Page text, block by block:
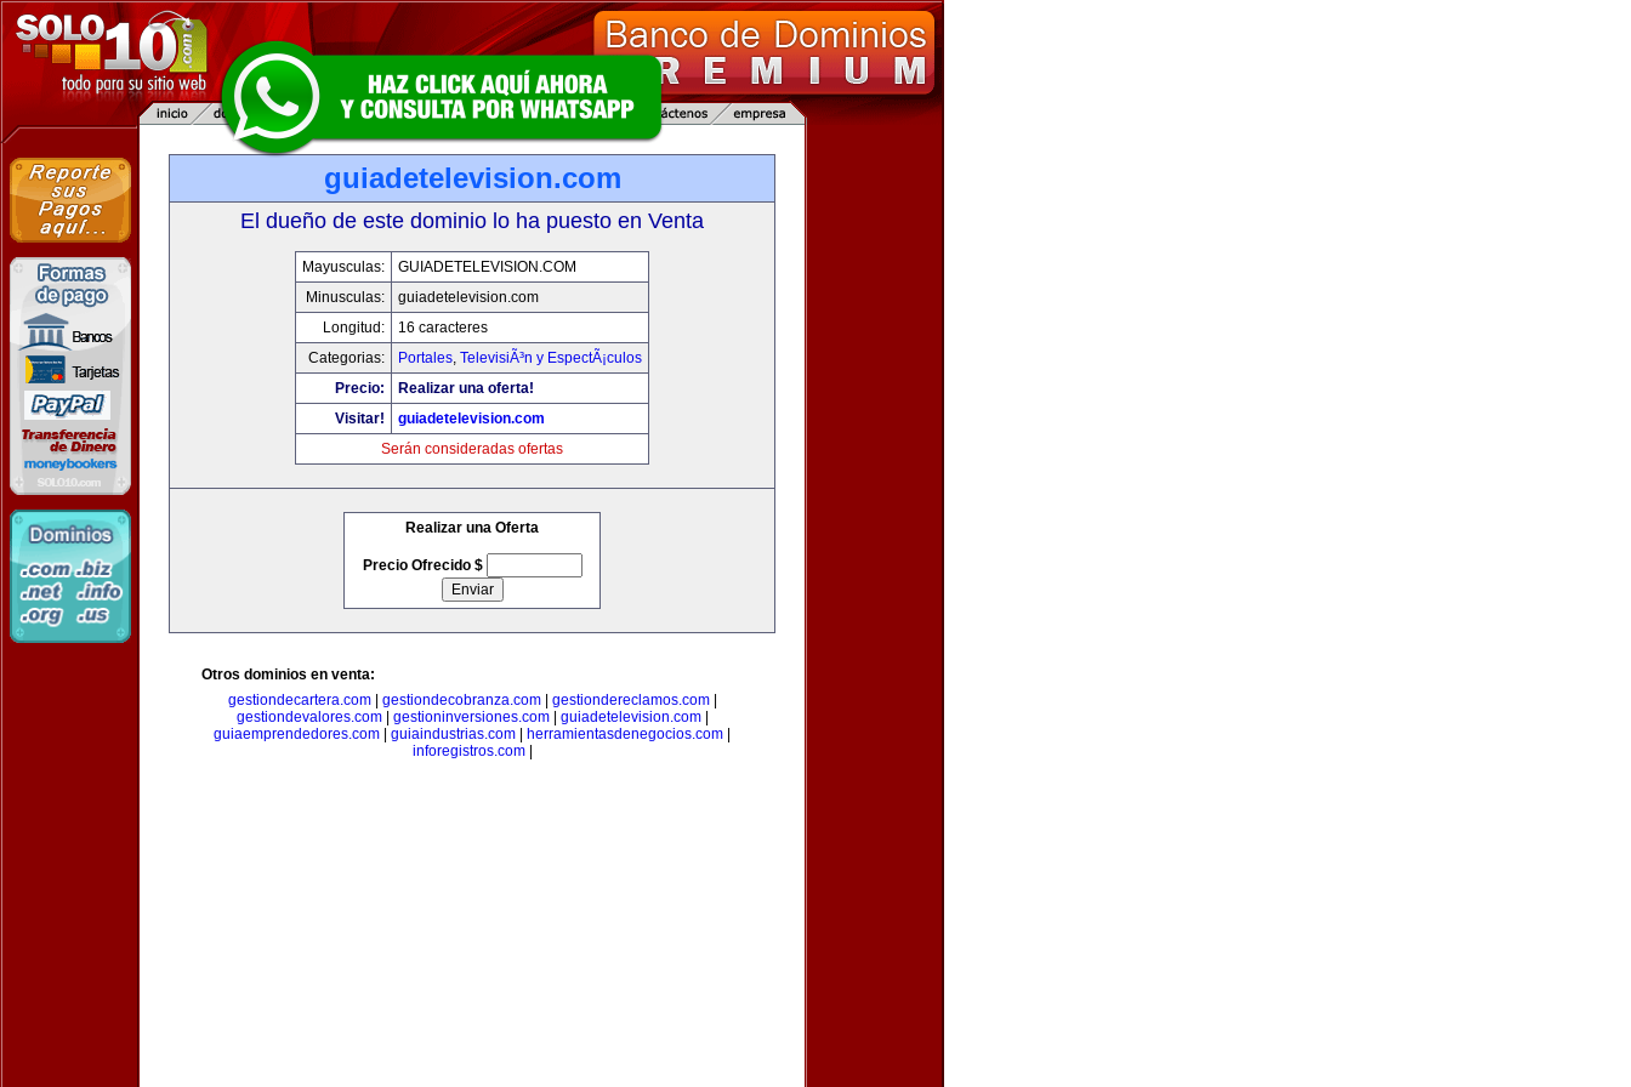
guiadetelevision.com
El dueño de este dominio lo ha puesto en Venta
Mayusculas:
GUIADETELEVISION.COM
Minusculas:
guiadetelevision.com
Longitud:
16 caracteres
Categorias:
Portales, TelevisiÃ³n y EspectÃ¡culos
Precio:
Realizar una oferta!
Visitar!
guiadetelevision.com
Serán consideradas ofertas
Realizar una Oferta
Precio Ofrecido $
Otros dominios en venta:
gestiondecartera.com| gestiondecobranza.com| gestiondereclamos.com|
gestiondevalores.com| gestioninversiones.com| guiadetelevision.com|
guiaemprendedores.com
guiaindustrias.com herramientasdenegocios.com
inforegistros.com|